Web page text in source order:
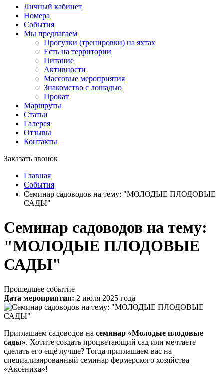
Личный кабинет
Номера
События
Мы предлагаем
Прогулки (тренировки) на яхтах
Есть на территории
Питание
Активности
Массовые мероприятия
Знакомство с лошадью
Прокат
Маршруты
Статьи
Галерея
Отзывы
Контакты
Заказать звонок
Главная
События
Семинар садоводов на тему: "МОЛОДЫЕ ПЛОДОВЫЕ
САДЫ"
Семинар садоводов на тему:
"МОЛОДЫЕ ПЛОДОВЫЕ
САДЫ"
Прошедшее событие
Дата мероприятия: 2 июля 2025 года
Приглашаем садоводов на семинар «Молодые плодовые
сады». Хотите создать процветающий сад или мечтаете
сделать его ещё лучше? Тогда приглашаем вас на
специализированный семинар фермерского хозяйства
«Аксёниха»!